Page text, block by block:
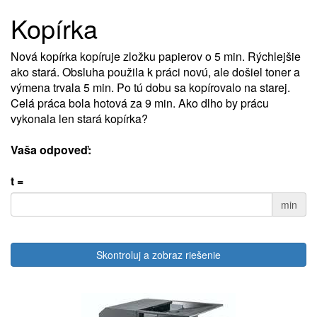
Kopírka
Nová kopírka kopíruje zložku papierov o 5 min. Rýchlejšie
ako stará. Obsluha použila k práci novú, ale došiel toner a
výmena trvala 5 min. Po tú dobu sa kopírovalo na starej.
Celá práca bola hotová za 9 min. Ako dlho by prácu
vykonala len stará kopírka?
Vaša odpoveď:
t =
min
Skontroluj a zobraz riešenie